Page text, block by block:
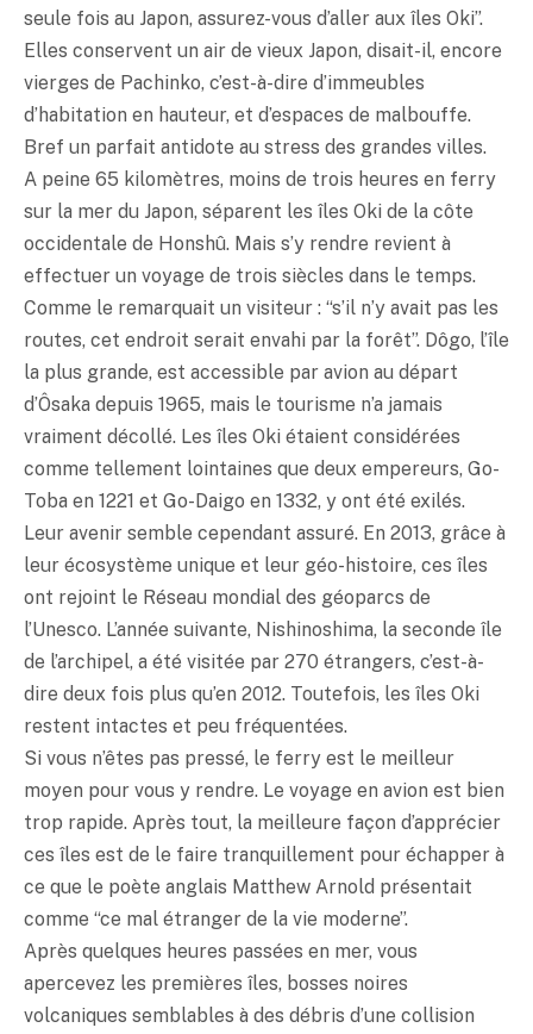
seule fois au Japon, assurez-vous d’aller aux îles Oki”.
Elles conservent un air de vieux Japon, disait-il, encore
vierges de Pachinko, c’est-à-dire d’immeubles
d’habitation en hauteur, et d’espaces de malbouffe.
Bref un parfait antidote au stress des grandes villes.
A peine 65 kilomètres, moins de trois heures en ferry
sur la mer du Japon, séparent les îles Oki de la côte
occidentale de Honshû. Mais s’y rendre revient à
effectuer un voyage de trois siècles dans le temps.
Comme le remarquait un visiteur : “s’il n’y avait pas les
routes, cet endroit serait envahi par la forêt”. Dôgo, l’île
la plus grande, est accessible par avion au départ
d’Ôsaka depuis 1965, mais le tourisme n’a jamais
vraiment décollé. Les îles Oki étaient considérées
comme tellement lointaines que deux empereurs, Go-
Toba en 1221 et Go-Daigo en 1332, y ont été exilés.
Leur avenir semble cependant assuré. En 2013, grâce à
leur écosystème unique et leur géo-histoire, ces îles
ont rejoint le Réseau mondial des géoparcs de
l’Unesco. L’année suivante, Nishinoshima, la seconde île
de l’archipel, a été visitée par 270 étrangers, c’est-à-
dire deux fois plus qu’en 2012. Toutefois, les îles Oki
restent intactes et peu fréquentées.
Si vous n’êtes pas pressé, le ferry est le meilleur
moyen pour vous y rendre. Le voyage en avion est bien
trop rapide. Après tout, la meilleure façon d’apprécier
ces îles est de le faire tranquillement pour échapper à
ce que le poète anglais Matthew Arnold présentait
comme “ce mal étranger de la vie moderne”.
Après quelques heures passées en mer, vous
apercevez les premières îles, bosses noires
volcaniques semblables à des débris d’une collision